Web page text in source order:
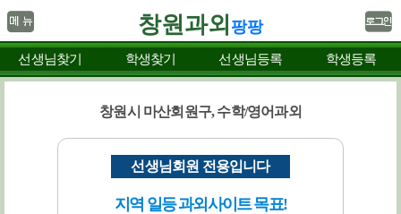
창원과외 팡팡
선생님찾기 학생찾기 선생님등록 학생등록
창원시 마산회원구, 수학/영어과외
선생님회원 전용입니다
지역 일등 과외사이트 목표!